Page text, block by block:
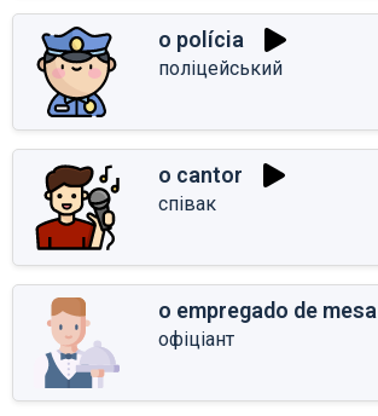
o polícia
поліцейський
o cantor
співак
o empregado de mesa
офіціант